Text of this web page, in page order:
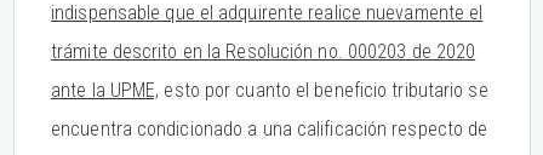
indispensable que el adquirente realice nuevamente el
trámite descrito en la Resolución no. 000203 de 2020
ante la UPME, esto por cuanto el beneficio tributario se
encuentra condicionado a una calificación respecto de